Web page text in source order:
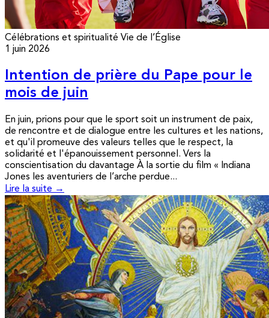
Célébrations et spiritualité Vie de l’Église
1 juin 2026
Intention de prière du Pape pour le
mois de juin
En juin, prions pour que le sport soit un instrument de paix,
de rencontre et de dialogue entre les cultures et les nations,
et qu'il promeuve des valeurs telles que le respect, la
solidarité et l'épanouissement personnel. Vers la
conscientisation du davantage À la sortie du film « Indiana
Jones les aventuriers de l’arche perdue...
Lire la suite →